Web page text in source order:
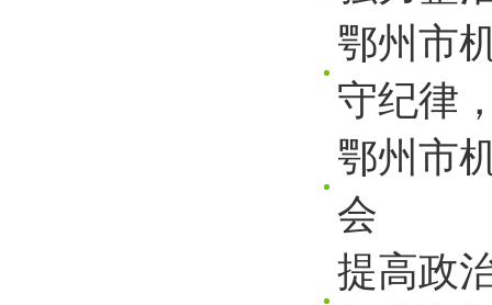
鄂州市
守纪律
鄂州市
会
提高政